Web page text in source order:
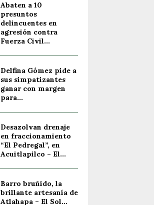
Abaten a 10
presuntos
delincuentes en
agresión contra
Fuerza Civil...
Delfina Gómez pide a
sus simpatizantes
ganar con margen
para...
Desazolvan drenaje
en fraccionamiento
“El Pedregal”, en
Acuitlapilco – El...
Barro bruñido, la
brillante artesanía de
Atlahapa – El Sol...